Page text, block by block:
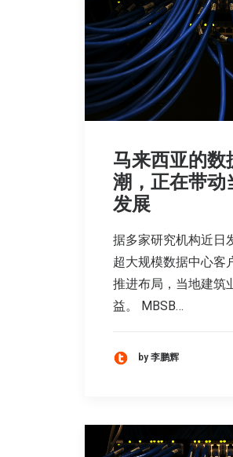
马来西亚的数
潮，正在带动
发展
据多家研究机构近日
超大规模数据中心客
推进布局，当地建筑
益。 MBSB…
by 李鹏辉